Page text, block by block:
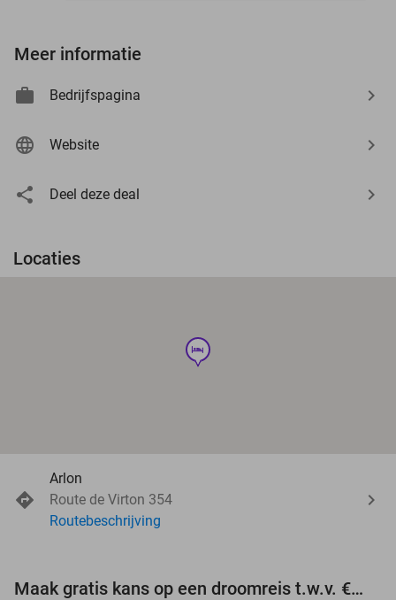
Meer informatie
Bedrijfspagina
Website
Deel deze deal
Locaties
hotel
Arlon
Route de Virton 354
Routebeschrijving
Maak gratis kans op een droomreis t.w.v. €3.000!